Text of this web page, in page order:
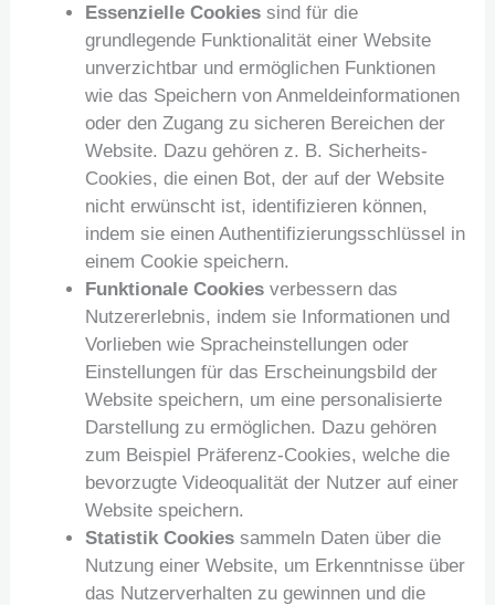
Essenzielle Cookies sind für die
grundlegende Funktionalität einer Website
unverzichtbar und ermöglichen Funktionen
wie das Speichern von Anmeldeinformationen
oder den Zugang zu sicheren Bereichen der
Website. Dazu gehören z. B. Sicherheits-
Cookies, die einen Bot, der auf der Website
nicht erwünscht ist, identifizieren können,
indem sie einen Authentifizierungsschlüssel in
einem Cookie speichern.
Funktionale Cookies verbessern das
Nutzererlebnis, indem sie Informationen und
Vorlieben wie Spracheinstellungen oder
Einstellungen für das Erscheinungsbild der
Website speichern, um eine personalisierte
Darstellung zu ermöglichen. Dazu gehören
zum Beispiel Präferenz-Cookies, welche die
bevorzugte Videoqualität der Nutzer auf einer
Website speichern.
Statistik Cookies sammeln Daten über die
Nutzung einer Website, um Erkenntnisse über
das Nutzerverhalten zu gewinnen und die